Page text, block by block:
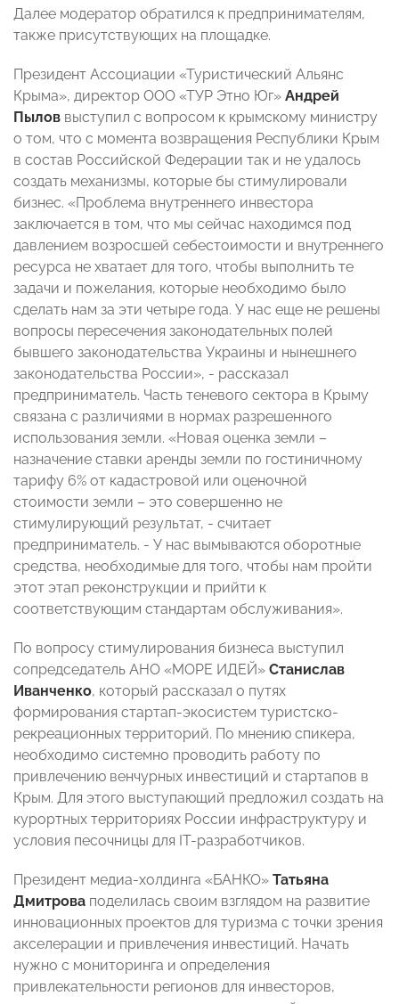
Далее модератор обратился к предпринимателям,
также присутствующих на площадке.
Президент Ассоциации «Туристический Альянс
Крыма», директор ООО «ТУР Этно Юг» Андрей
Пылов выступил с вопросом к крымскому министру
о том, что с момента возвращения Республики Крым
в состав Российской Федерации так и не удалось
создать механизмы, которые бы стимулировали
бизнес. «Проблема внутреннего инвестора
заключается в том, что мы сейчас находимся под
давлением возросшей себестоимости и внутреннего
ресурса не хватает для того, чтобы выполнить те
задачи и пожелания, которые необходимо было
сделать нам за эти четыре года. У нас еще не решены
вопросы пересечения законодательных полей
бывшего законодательства Украины и нынешнего
законодательства России», - рассказал
предприниматель. Часть теневого сектора в Крыму
связана с различиями в нормах разрешенного
использования земли. «Новая оценка земли –
назначение ставки аренды земли по гостиничному
тарифу 6% от кадастровой или оценочной
стоимости земли – это совершенно не
стимулирующий результат, - считает
предприниматель. - У нас вымываются оборотные
средства, необходимые для того, чтобы нам пройти
этот этап реконструкции и прийти к
соответствующим стандартам обслуживания».
По вопросу стимулирования бизнеса выступил
сопредседатель АНО «МОРЕ ИДЕЙ» Станислав
Иванченко, который рассказал о путях
формирования стартап-экосистем туристско-
рекреационных территорий. По мнению спикера,
необходимо системно проводить работу по
привлечению венчурных инвестиций и стартапов в
Крым. Для этого выступающий предложил создать на
курортных территориях России инфраструктуру и
условия песочницы для IT-разработчиков.
Президент медиа-холдинга «БАНКО» Татьяна
Дмитрова поделилась своим взглядом на развитие
инновационных проектов для туризма с точки зрения
акселерации и привлечения инвестиций. Начать
нужно с мониторинга и определения
привлекательности регионов для инвесторов,